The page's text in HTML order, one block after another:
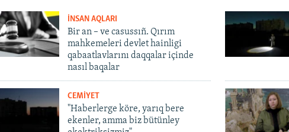
İNSAN AQLARI
Bir an – ve casussıñ. Qırım
mahkemeleri devlet hainligi
qabaatlavlarını daqqalar içinde
nasıl baqalar
CEMİYET
"Haberlerge köre, yarıq bere
ekenler, amma biz bütünley